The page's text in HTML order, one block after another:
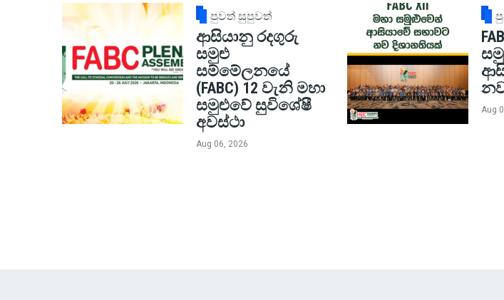
පුවත් සුපුවත්
ආසියානු රදගුරු
සමුළු
සම්මේලනයේ
(FABC) 12 වැනි මහා
සමුළුවේ සුවිශේෂී
අවස්ථා
Aug 06, 2026
Aug